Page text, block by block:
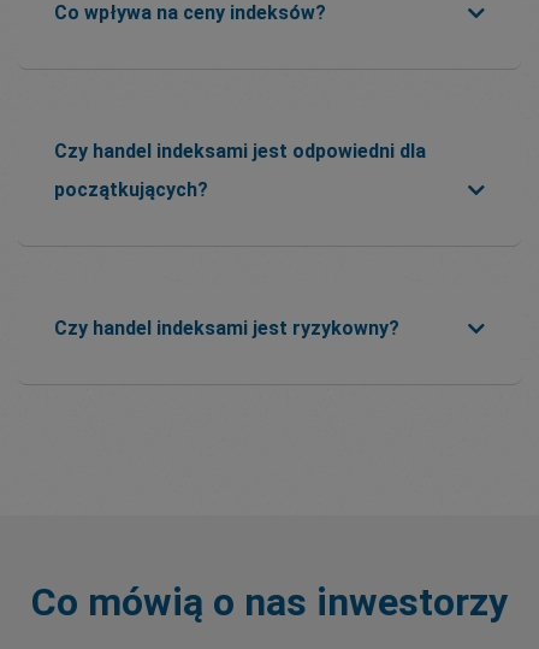
Co wpływa na ceny indeksów?
Czy handel indeksami jest odpowiedni dla
początkujących?
Czy handel indeksami jest ryzykowny?
Co mówią o nas inwestorzy